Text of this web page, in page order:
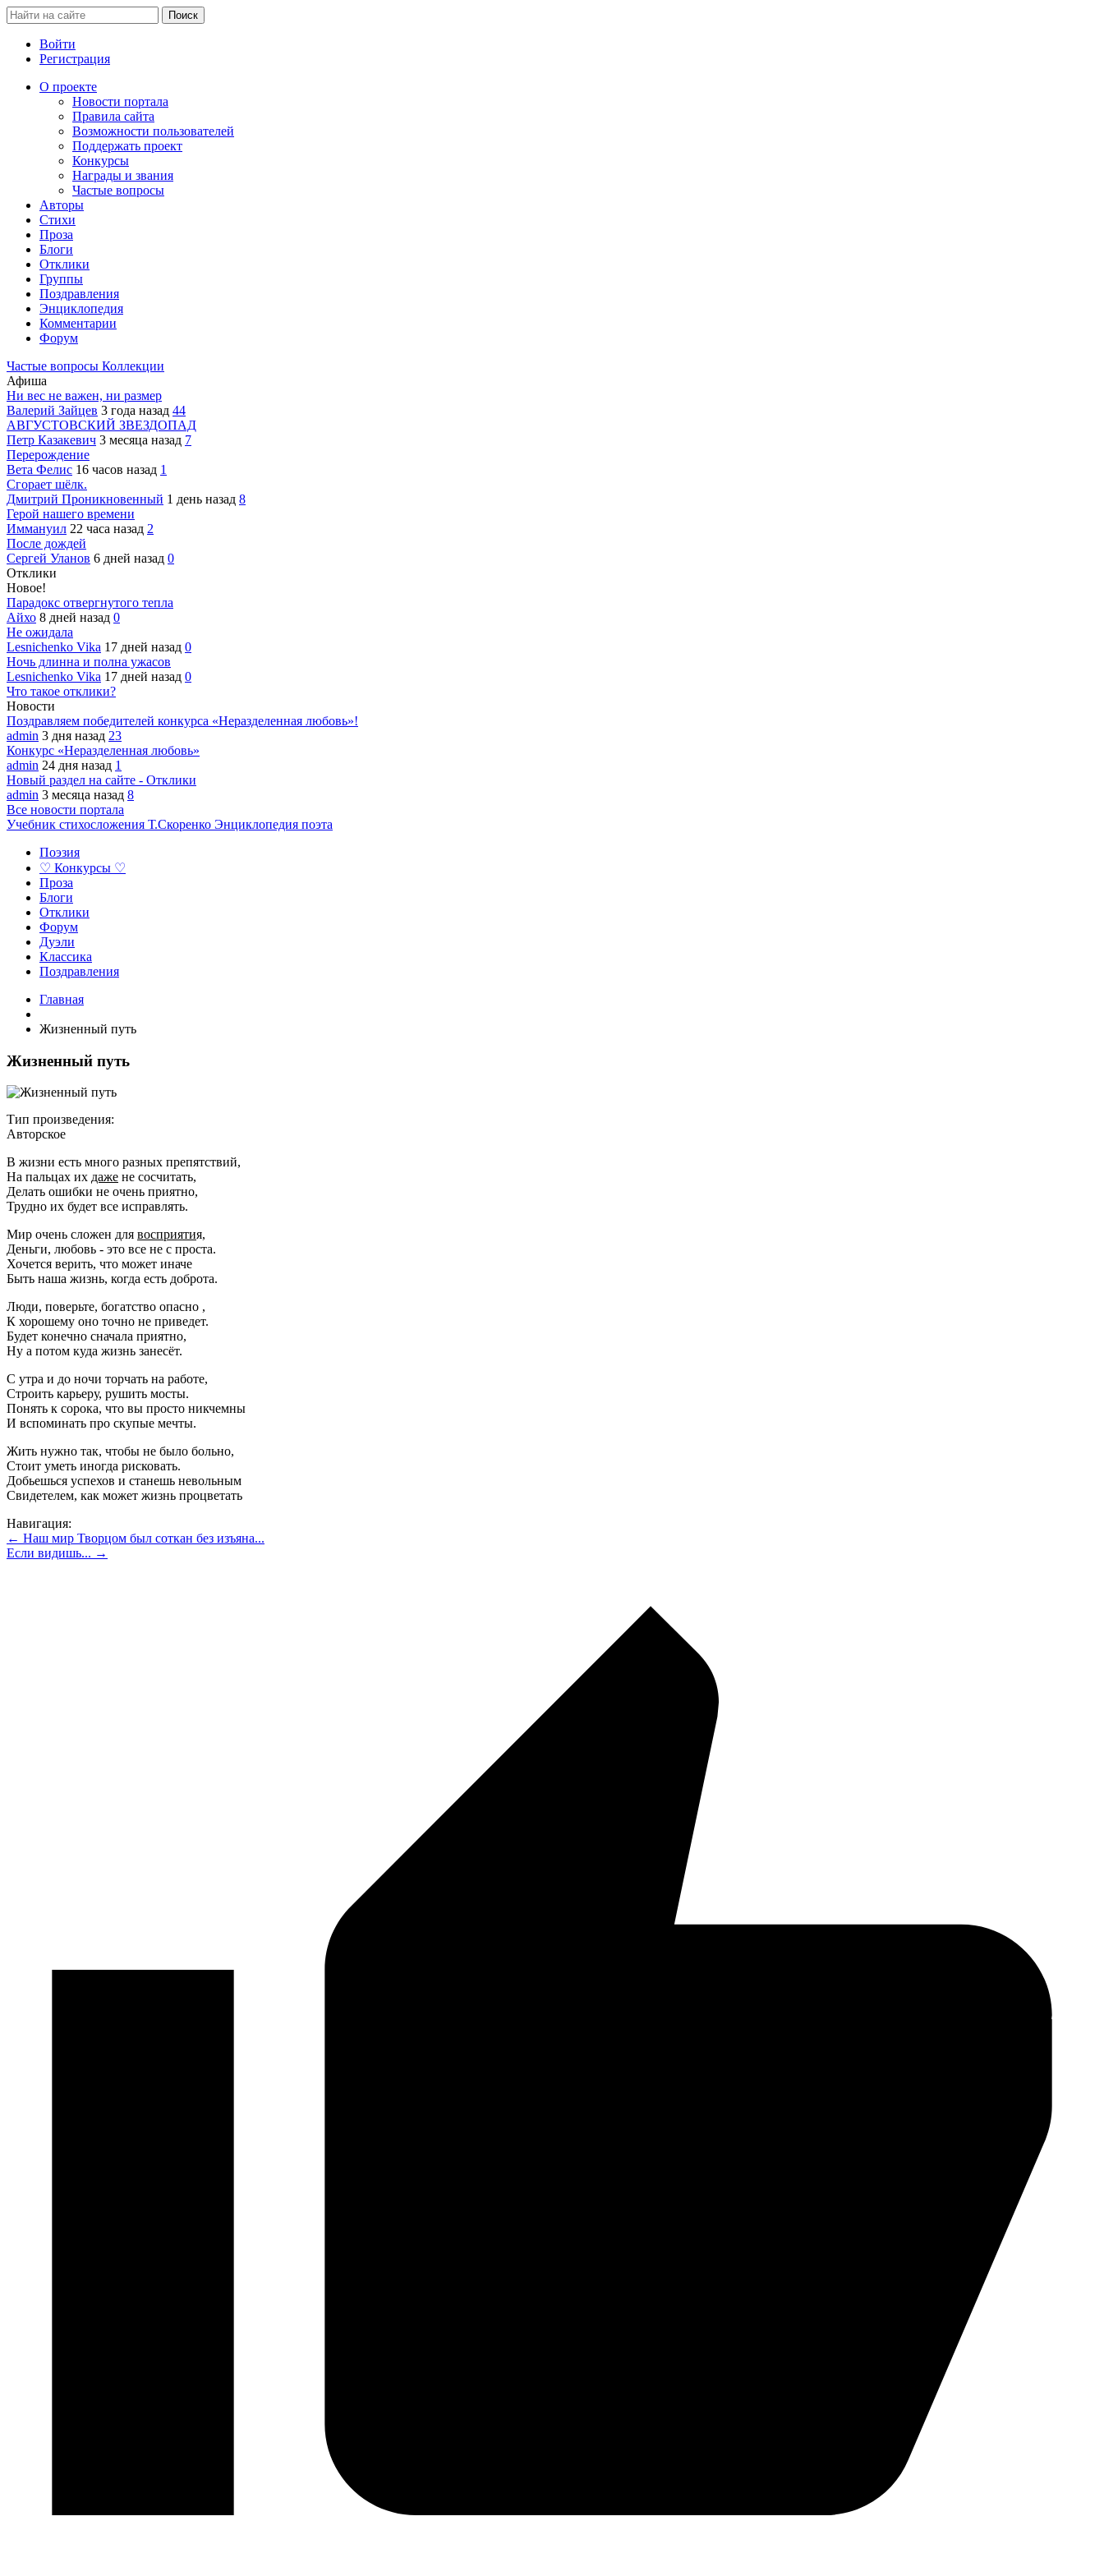
Войти
Регистрация
О проекте
Новости портала
Правила сайта
Возможности пользователей
Поддержать проект
Конкурсы
Награды и звания
Частые вопросы
Авторы
Стихи
Проза
Блоги
Отклики
Группы
Поздравления
Энциклопедия
Комментарии
Форум
Частые вопросы Коллекции
Афиша
Ни вес не важен, ни размер
Валерий Зайцев 3 года назад 44
АВГУСТОВСКИЙ ЗВЕЗДОПАД
Петр Казакевич 3 месяца назад 7
Перерождение
Вета Фелис 16 часов назад 1
Сгорает шёлк.
Дмитрий Проникновенный 1 день назад 8
Герой нашего времени
Иммануил 22 часа назад 2
После дождей
Сергей Уланов 6 дней назад 0
Отклики
Новое!
Парадокс отвергнутого тепла
Айхо 8 дней назад 0
Не ожидала
Lesnichenko Vika 17 дней назад 0
Ночь длинна и полна ужасов
Lesnichenko Vika 17 дней назад 0
Что такое отклики?
Новости
Поздравляем победителей конкурса «Неразделенная любовь»!
admin 3 дня назад 23
Конкурс «Неразделенная любовь»
admin 24 дня назад 1
Новый раздел на сайте - Отклики
admin 3 месяца назад 8
Все новости портала
Учебник стихосложения Т.Скоренко Энциклопедия поэта
Поэзия
♡ Конкурсы ♡
Проза
Блоги
Отклики
Форум
Дуэли
Классика
Поздравления
Главная
Жизненный путь
Жизненный путь
Тип произведения:
Авторское
В жизни есть много разных препятствий,
На пальцах их даже не сосчитать,
Делать ошибки не очень приятно,
Трудно их будет все исправлять.
Мир очень сложен для восприятия,
Деньги, любовь - это все не с проста.
Хочется верить, что может иначе
Быть наша жизнь, когда есть доброта.
Люди, поверьте, богатство опасно ,
К хорошему оно точно не приведет.
Будет конечно сначала приятно,
Ну а потом куда жизнь занесёт.
С утра и до ночи торчать на работе,
Строить карьеру, рушить мосты.
Понять к сорока, что вы просто никчемны
И вспоминать про скупые мечты.
Жить нужно так, чтобы не было больно,
Стоит уметь иногда рисковать.
Добьешься успехов и станешь невольным
Свидетелем, как может жизнь процветать
Навигация:
← Наш мир Творцом был соткан без изъяна...
Если видишь... →